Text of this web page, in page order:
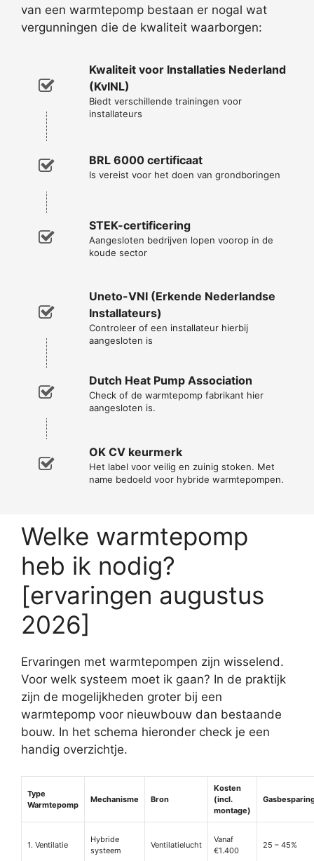
van een warmtepomp bestaan er nogal wat
vergunningen die de kwaliteit waarborgen:
Kwaliteit voor Installaties Nederland
(KvINL)
Biedt verschillende trainingen voor
installateurs
BRL 6000 certificaat
Is vereist voor het doen van grondboringen
STEK-certificering
Aangesloten bedrijven lopen voorop in de
koude sector
Uneto-VNI (Erkende Nederlandse
Installateurs)
Controleer of een installateur hierbij
aangesloten is
Dutch Heat Pump Association
Check of de warmtepomp fabrikant hier
aangesloten is.
OK CV keurmerk
Het label voor veilig en zuinig stoken. Met
name bedoeld voor hybride warmtepompen.
Welke warmtepomp
heb ik nodig?
[ervaringen augustus
2026]
Ervaringen met warmtepompen zijn wisselend.
Voor welk systeem moet ik gaan? In de praktijk
zijn de mogelijkheden groter bij een
warmtepomp voor nieuwbouw dan bestaande
bouw. In het schema hieronder check je een
handig overzichtje.
Type
Warmtepomp
Mechanisme Bron
Kosten
(incl.
montage)
1. Ventilatie
Hybride
systeem
Ventilatielucht
Vanaf
€1.400
25 – 45%